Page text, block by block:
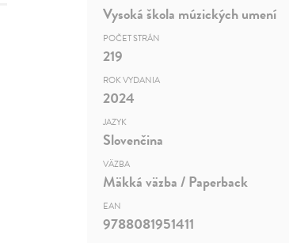
Vysoká škola múzických umení
POČET STRÁN
219
ROK VYDANIA
2024
JAZYK
Slovenčina
VÄZBA
Mäkká väzba / Paperback
EAN
9788081951411